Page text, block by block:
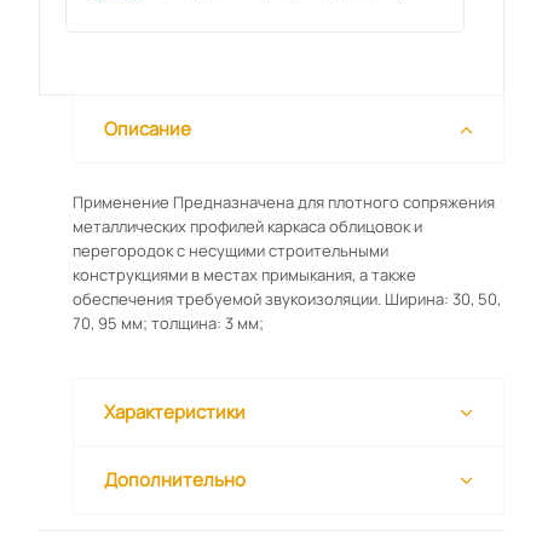
Описание
Применение Предназначена для плотного сопряжения
металлических профилей каркаса облицовок и
перегородок с несущими строительными
конструкциями в местах примыкания, а также
обеспечения требуемой звукоизоляции. Ширина: 30, 50,
70, 95 мм; толщина: 3 мм;
Характеристики
Дополнительно